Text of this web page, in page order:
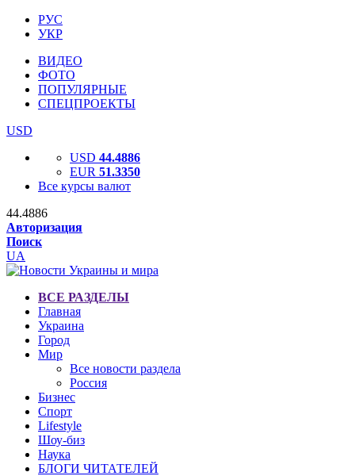
РУС
УКР
ВИДЕО
ФОТО
ПОПУЛЯРНЫЕ
СПЕЦПРОЕКТЫ
USD
USD 44.4886
EUR 51.3350
Все курсы валют
44.4886
Авторизация
Поиск
UA
ВСЕ РАЗДЕЛЫ
Главная
Украина
Город
Мир
Все новости раздела
Россия
Бизнес
Спорт
Lifestyle
Шоу-биз
Наука
БЛОГИ ЧИТАТЕЛЕЙ